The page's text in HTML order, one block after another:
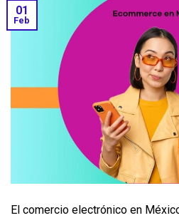
01
Feb
El comercio electrónico en